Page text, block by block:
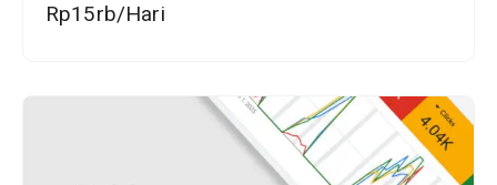
Rp15rb/Hari